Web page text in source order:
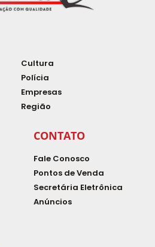
Cultura
Polícia
Empresas
Região
CONTATO
Fale Conosco
Pontos de Venda
Secretária Eletrônica
Anúncios